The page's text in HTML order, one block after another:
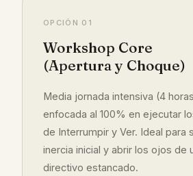
OPCIÓN 01
Workshop Core
(Apertura y Choque)
Media jornada intensiva (4
enfocada al 100% en ejecutar
de Interrumpir y Ver. Ideal para
inercia inicial y abrir los ojos de
directivo estancado.